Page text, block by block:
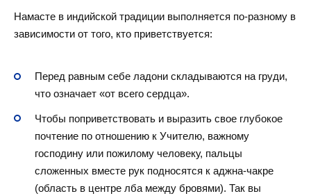
Намасте в индийской традиции выполняется по-разному в
зависимости от того, кто приветствуется:
Перед равным себе ладони складываются на груди,
что означает «от всего сердца».
Чтобы поприветствовать и выразить свое глубокое
почтение по отношению к Учителю, важному
господину или пожилому человеку, пальцы
сложенных вместе рук подносятся к аджна-чакре
(область в центре лба между бровями). Так вы